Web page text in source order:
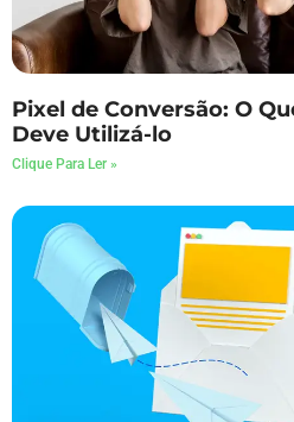
Pixel de Conversão: O
Deve Utilizá-lo
Clique Para Ler »